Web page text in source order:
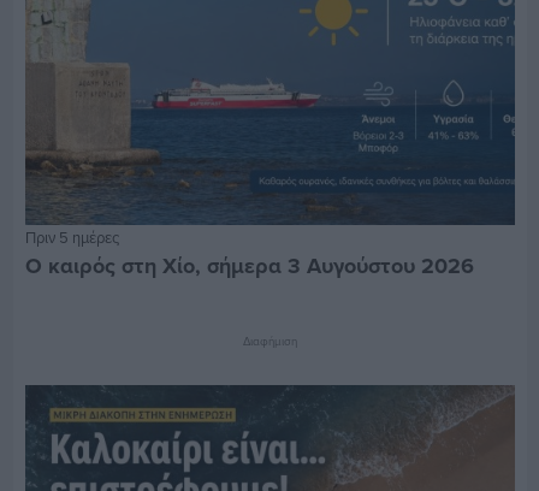
Πριν 5 ημέρες
Ο καιρός στη Χίο, σήμερα 3 Αυγούστου 2026
Διαφήμιση